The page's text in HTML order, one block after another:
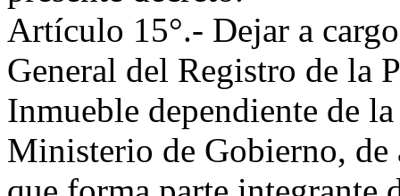
Artículo 15°.- Dejar a
General del Registro de la
Inmueble dependiente de
Ministerio de Gobierno,